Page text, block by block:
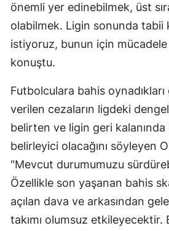
önemli yer edinebilmek, üst
olabilmek. Ligin sonunda tabii
istiyoruz, bunun için
konuştu.
Futbolculara bahis
verilen cezaların ligdeki
belirten ve ligin geri
belirleyici olacağını söyleyen
"Mevcut durumumuzu
Özellikle son yaşanan bahis
açılan dava ve arkasından
takımı olumsuz etkileyecektir.